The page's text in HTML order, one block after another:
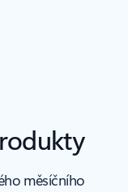
měsíčního